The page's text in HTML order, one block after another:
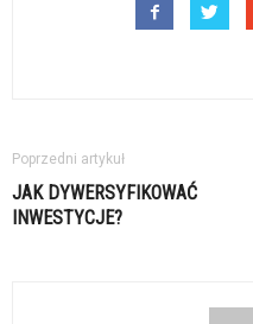
Poprzedni artykuł
JAK DYWERSYFIKOWAĆ
INWESTYCJE?